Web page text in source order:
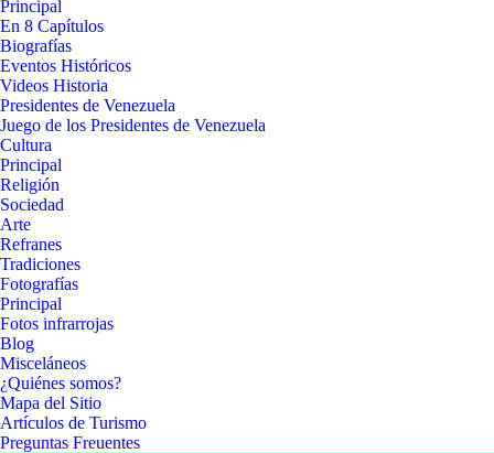
Principal
En 8 Capítulos
Biografías
Eventos Históricos
Videos Historia
Presidentes de Venezuela
Juego de los Presidentes de Venezuela
Cultura
Principal
Religión
Sociedad
Arte
Refranes
Tradiciones
Fotografías
Principal
Fotos infrarrojas
Blog
Misceláneos
¿Quiénes somos?
Mapa del Sitio
Artículos de Turismo
Preguntas Freuentes